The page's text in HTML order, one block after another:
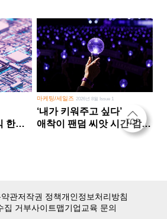
한계
마케팅/세일즈 2026년 8월 Issue 1
‘내가 키워주고 싶다’
애착이 팬덤 씨앗 시간·감정
관저작권 정책개인정보처리방침
집 거부사이트맵기업교육 문의